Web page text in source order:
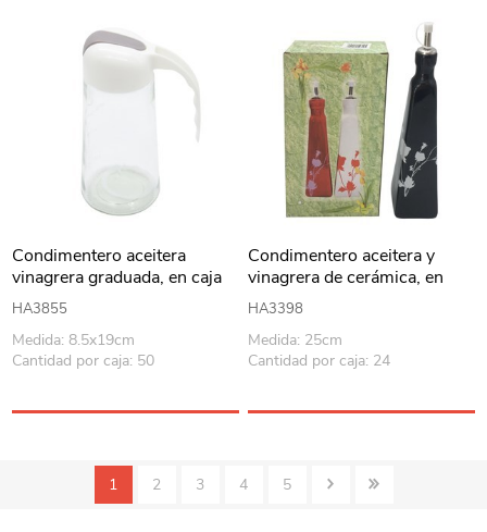
Condimentero aceitera
vinagrera graduada, en caja
HA3855
Medida: 8.5x19cm
Cantidad por caja: 50
Condimentero aceitera y
vinagrera de cerámica, en
caja
HA3398
Medida: 25cm
Cantidad por caja: 24
1 2 3 4 5